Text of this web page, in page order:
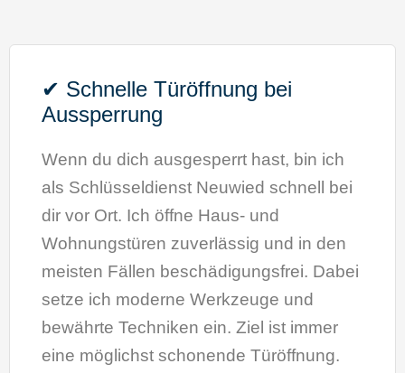
✔ Schnelle Türöffnung bei
Aussperrung
Wenn du dich ausgesperrt hast, bin ich
als Schlüsseldienst Neuwied schnell bei
dir vor Ort. Ich öffne Haus- und
Wohnungstüren zuverlässig und in den
meisten Fällen beschädigungsfrei. Dabei
setze ich moderne Werkzeuge und
bewährte Techniken ein. Ziel ist immer
eine möglichst schonende Türöffnung.